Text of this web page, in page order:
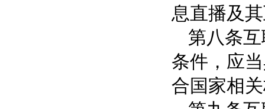
息直播及
第八条
条件，应
合国家相